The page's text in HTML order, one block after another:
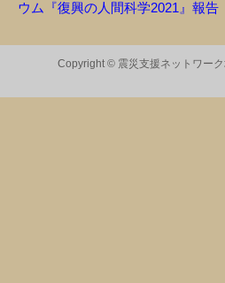
ウム『復興の人間科学2021』報告
Copyright © 震災支援ネットワー